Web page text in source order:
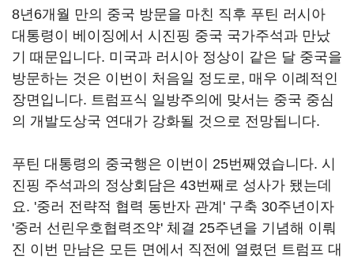
8년6개월 만의 중국 방문을 마친 직후 푸틴 러시아
대통령이 베이징에서 시진핑 중국 국가주석과 만났
기 때문입니다. 미국과 러시아 정상이 같은 달 중국을
방문하는 것은 이번이 처음일 정도로, 매우 이례적인
장면입니다. 트럼프식 일방주의에 맞서는 중국 중심
의 개발도상국 연대가 강화될 것으로 전망됩니다.
푸틴 대통령의 중국행은 이번이 25번째였습니다. 시
진핑 주석과의 정상회담은 43번째로 성사가 됐는데
요. '중러 전략적 협력 동반자 관계' 구축 30주년이자
'중러 선린우호협력조약' 체결 25주년을 기념해 이뤄
진 이번 만남은 모든 면에서 직전에 열렸던 트럼프 대